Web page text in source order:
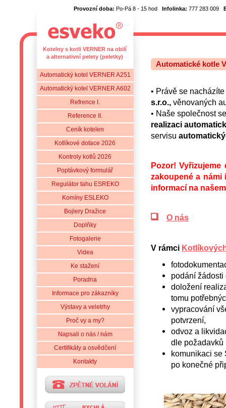
Provozní doba: Po-Pá 8 - 15 hod Infolinka: 777 283 009
Kotelny s kotli VERNER na obilí
a alternativní pelety (peletky)
Automatický kotel VERNER A251
Automatický kotel VERNER A602
Refrence I.
Reference II.
Ceník kotelen
Kotlíkové dotace 2026
Kontroly kotlů 2026
Poptávkový formulář
Regulátor tahu ESREKO
Komíny ESLEKO
Bojlery Dražice
Doplňky
Fotogalerie
Videa
Ke stažení
Poradna
Informace pro zákazníky
Výstavy a veletrhy
Proč vy a my?
Napsali o nás / nám
Certifikáty a osvědčení
Kontakty
Automatické kotle
• Právě se
s.r.o.,věnovaných
• Naše společnost
realizaci
servisu
Pozor!
zakoupené a námi
informací na
O nás
V rámci
podání žádosti
doložení
tomu
vypracování
potvrzení,
odvoz a
dle požadavků
komunikaci se
po konečné